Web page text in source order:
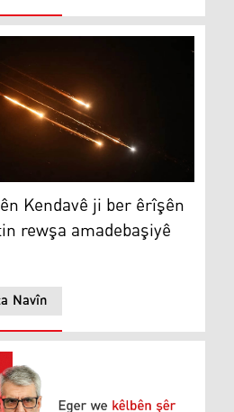
me biparêze
Kendavê ji ber êrîşên Îranê
Navîn
Kendavê ji ber êrîşên
rewşa amadebaşiyê